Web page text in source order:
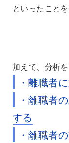
といったことを
加えて、分析
・離職者
・離職者
する
・離職者